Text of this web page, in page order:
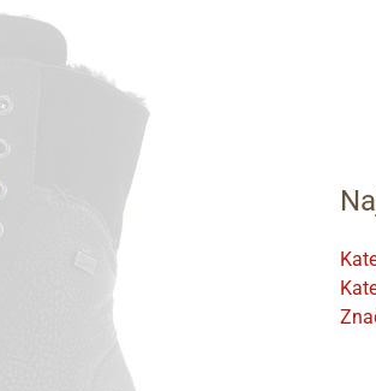
Přes Seznam
Přes Google